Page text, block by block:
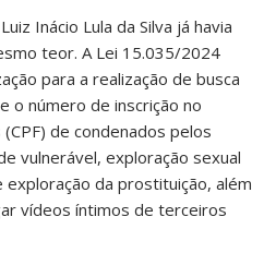
Inácio Lula da Silva já havia
teor. A Lei 15.035/2024
para a realização de busca
o número de inscrição no
de condenados pelos
vulnerável, exploração sexual
da prostituição, além
vídeos íntimos de terceiros